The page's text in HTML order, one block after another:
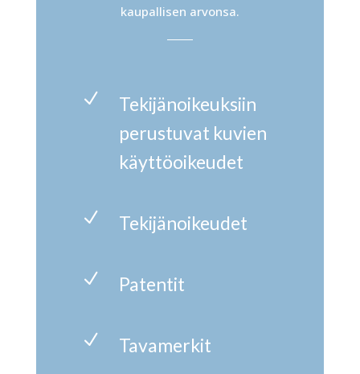
kaupallisen arvonsa.
N
Tekijänoikeuksiin
perustuvat kuvien
käyttöoikeudet
N Tekijänoikeudet
N Patentit
N Tavamerkit